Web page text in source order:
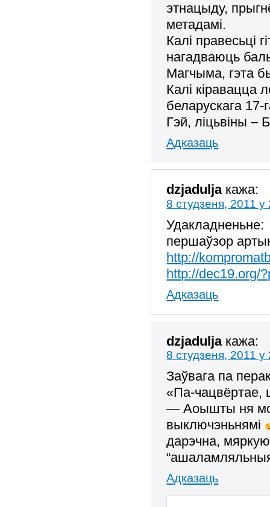
этнацыду,
метадамі.
Калі правесьці
нагадваюць
Магчыма, гэта
Калі кіравацца
беларускага 17-
Гэй, ліцьвіны –
Адказаць
dzjadulja кажа:
8 студзеня, 2011 у
Удакладненьне:
першаўзор
http://
http://dec19.org/
Адказаць
dzjadulja кажа:
8 студзеня, 2011 у
Заўвага па
«Па-чацвёртае,
— Аоышты ня
выключэньнямі
дарэчна,
Адказаць